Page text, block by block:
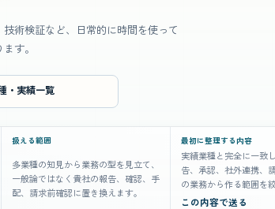
術検証など、日常的に時間を使って
す。
・実績一覧
扱える範囲
多業種の知見から業務の型を見立て、
一般論ではなく貴社の報告、確認、手
配、請求前確認に置き換えます。
最初に整理する内容
実績業種と完全に一致
告、承認、社外連携、
の業務から作る範囲を
この内容で送る